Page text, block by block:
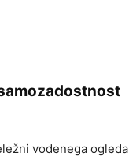
vodenega ogleda